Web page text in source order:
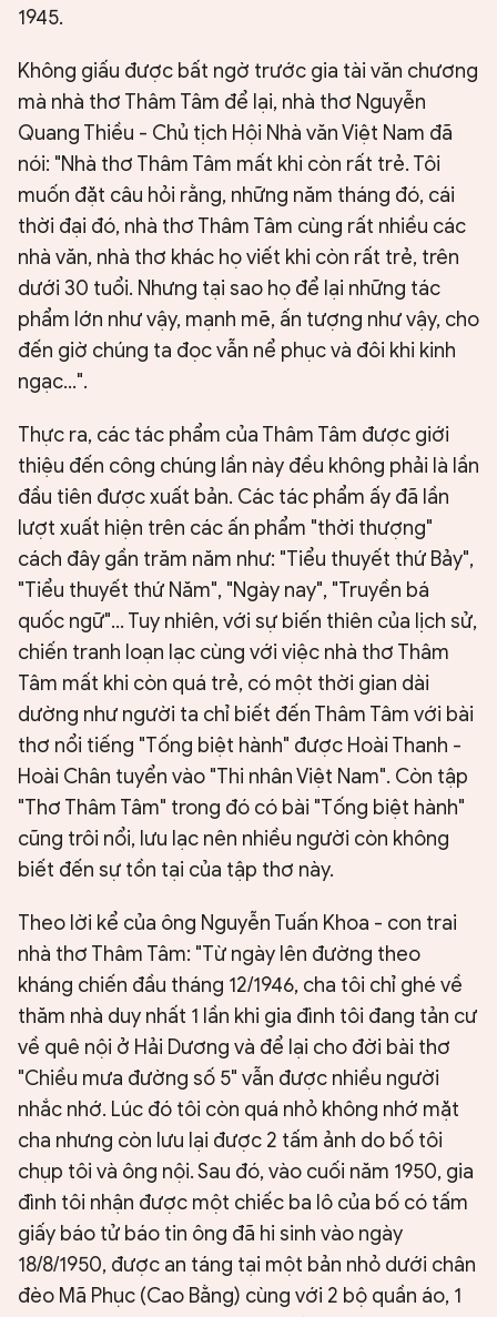
1945.
Không giấu được bất ngờ trước gia tài văn chương
mà nhà thơ Thâm Tâm để lại, nhà thơ Nguyễn
Quang Thiều - Chủ tịch Hội Nhà văn Việt Nam đã
nói: "Nhà thơ Thâm Tâm mất khi còn rất trẻ. Tôi
muốn đặt câu hỏi rằng, những năm tháng đó, cái
thời đại đó, nhà thơ Thâm Tâm cùng rất nhiều các
nhà văn, nhà thơ khác họ viết khi còn rất trẻ, trên
dưới 30 tuổi. Nhưng tại sao họ để lại những tác
phẩm lớn như vậy, mạnh mẽ, ấn tượng như vậy, cho
đến giờ chúng ta đọc vẫn nể phục và đôi khi kinh
ngạc…".
Thực ra, các tác phẩm của Thâm Tâm được giới
thiệu đến công chúng lần này đều không phải là lần
đầu tiên được xuất bản. Các tác phẩm ấy đã lần
lượt xuất hiện trên các ấn phẩm "thời thượng"
cách đây gần trăm năm như: "Tiểu thuyết thứ Bảy",
"Tiểu thuyết thứ Năm", "Ngày nay", "Truyền bá
quốc ngữ"… Tuy nhiên, với sự biến thiên của lịch sử,
chiến tranh loạn lạc cùng với việc nhà thơ Thâm
Tâm mất khi còn quá trẻ, có một thời gian dài
dường như người ta chỉ biết đến Thâm Tâm với bài
thơ nổi tiếng "Tống biệt hành" được Hoài Thanh -
Hoài Chân tuyển vào "Thi nhân Việt Nam". Còn tập
"Thơ Thâm Tâm" trong đó có bài "Tống biệt hành"
cũng trôi nổi, lưu lạc nên nhiều người còn không
biết đến sự tồn tại của tập thơ này.
Theo lời kể của ông Nguyễn Tuấn Khoa - con trai
nhà thơ Thâm Tâm: "Từ ngày lên đường theo
kháng chiến đầu tháng 12/1946, cha tôi chỉ ghé về
thăm nhà duy nhất 1 lần khi gia đình tôi đang tản cư
về quê nội ở Hải Dương và để lại cho đời bài thơ
"Chiều mưa đường số 5" vẫn được nhiều người
nhắc nhớ. Lúc đó tôi còn quá nhỏ không nhớ mặt
cha nhưng còn lưu lại được 2 tấm ảnh do bố tôi
chụp tôi và ông nội. Sau đó, vào cuối năm 1950, gia
đình tôi nhận được một chiếc ba lô của bố có tấm
giấy báo tử báo tin ông đã hi sinh vào ngày
18/8/1950, được an táng tại một bản nhỏ dưới chân
đèo Mã Phục (Cao Bằng) cùng với 2 bộ quần áo, 1